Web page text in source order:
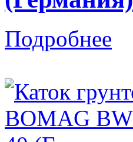
Подробнее